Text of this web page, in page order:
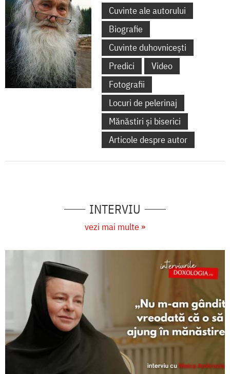
Cuvinte ale autorului
Biografie
Cuvinte duhovnicești
Predici
Video
Fotografii
Locuri de pelerinaj
Mănăstiri și biserici
Articole despre autor
INTERVIU
vezi mai multe »